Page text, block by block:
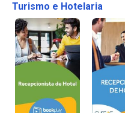
Turismo e Hotelaria